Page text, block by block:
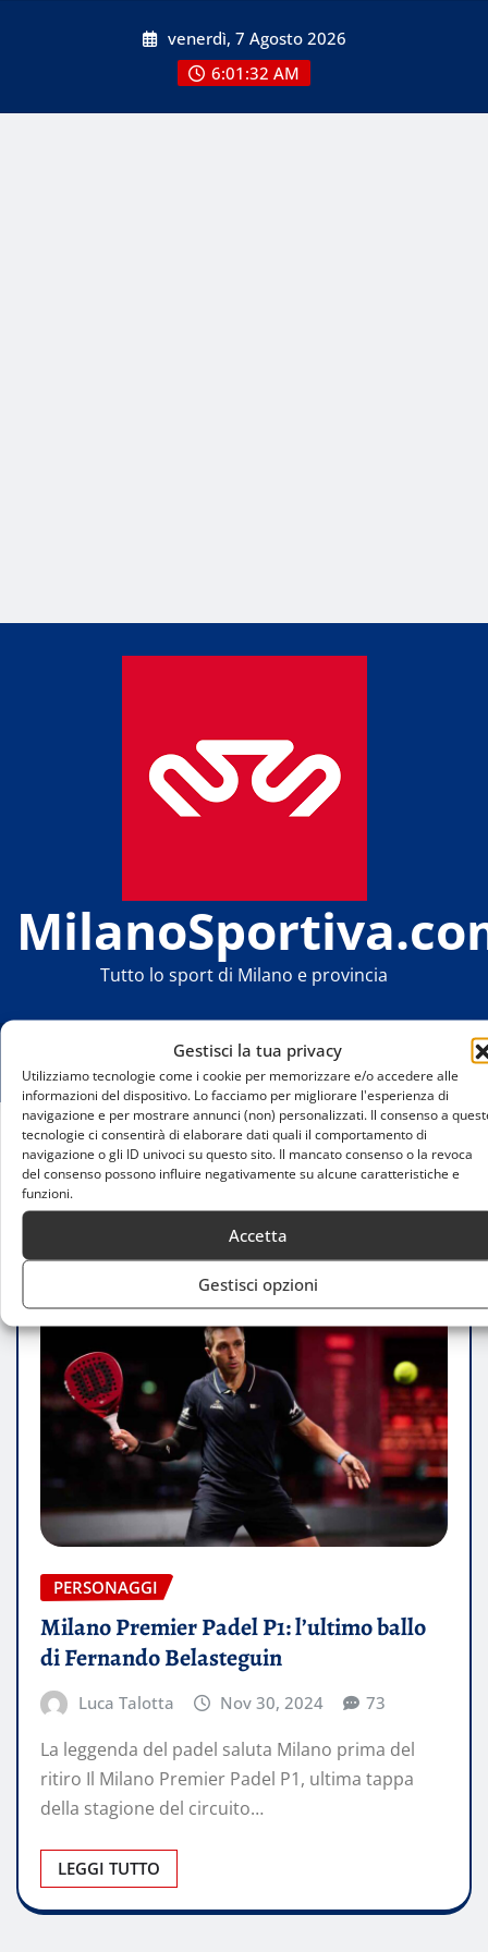
Gestisci la tua privacy
Utilizziamo tecnologie come i cookie per memorizzare e/o accedere alle
informazioni del dispositivo. Lo facciamo per migliorare l'esperienza di
navigazione e per mostrare annunci (non) personalizzati. Il consenso a
tecnologie ci consentirà di elaborare dati quali il comportamento di
navigazione o gli ID univoci su questo sito. Il mancato consenso o la revoca
del consenso possono influire negativamente su alcune caratteristiche e
funzioni.
Accetta
Gestisci opzioni
venerdì, 7 Agosto 2026
6:01:32 AM
Tutto lo sport di Milano e provincia
Home
Milano Premier Padel P1: l’ultimo ballo di
Fernando Belasteguin
PERSONAGGI
Milano Premier Padel P1: l’ultimo ballo
di Fernando Belasteguin
Luca Talotta Nov 30, 2024 73
La leggenda del padel saluta Milano prima del
ritiro Il Milano Premier Padel P1, ultima tappa
della stagione del circuito…
LEGGI TUTTO